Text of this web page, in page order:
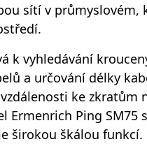
sítí v průmyslovém,
k vyhledávání
a určování délky
ke zkratům
Ermenrich Ping SM75
širokou škálou